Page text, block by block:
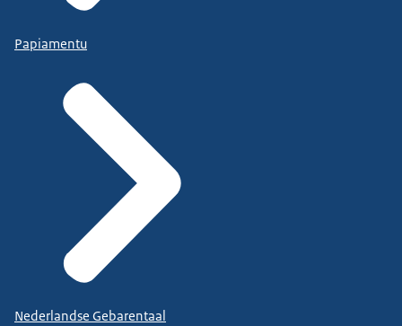
Papiamentu
Nederlandse Gebarentaal